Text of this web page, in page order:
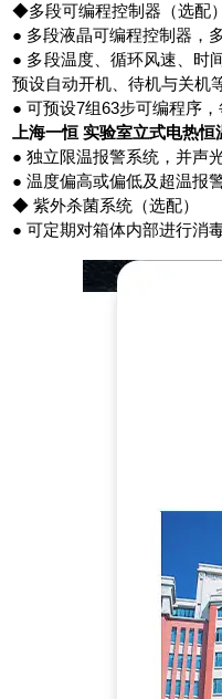
◆多段可编程控制器（选配）
● 多段液晶可编程控制器，
● 多段温度、循环风速、时
预设自动开机、待机与关机
● 可预设7组63步可编程序
上海一恒 实验室立式电热恒
● 独立限温报警系统，并声
● 温度偏高或偏低及超温报警
◆ 紫外杀菌系统（选配）
● 可定期对箱体内部进行消